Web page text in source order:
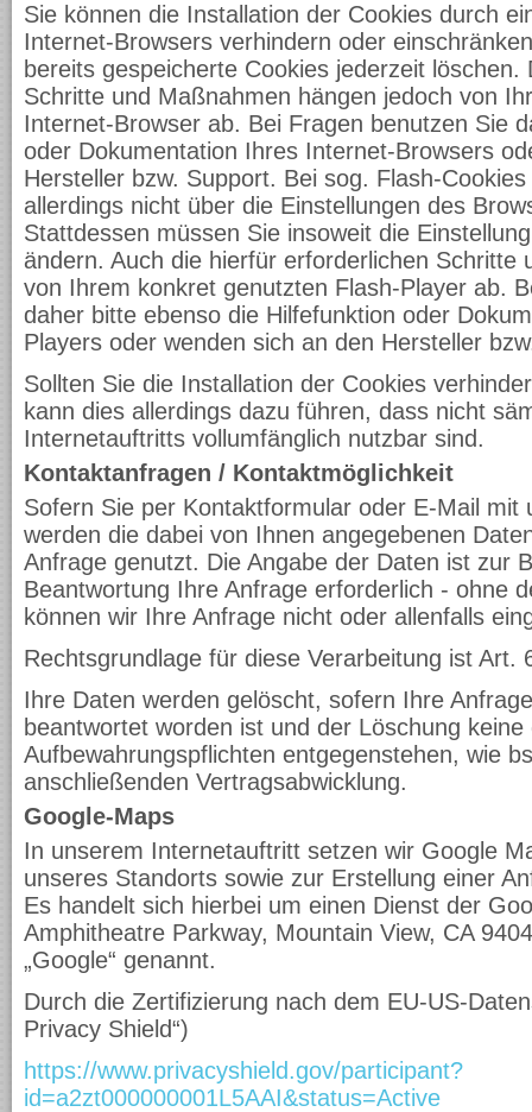
Sie können die Installation der Cookies durch
Internet-Browsers verhindern oder
bereits gespeicherte Cookies jederzeit
Schritte und Maßnahmen hängen jedoch von
Internet-Browser ab. Bei Fragen benutzen Sie
oder Dokumentation Ihres Internet-Browsers
Hersteller bzw. Support. Bei sog. Flash-
allerdings nicht über die Einstellungen des
Stattdessen müssen Sie insoweit die
ändern. Auch die hierfür erforderlichen Schritte
von Ihrem konkret genutzten Flash-Player ab.
daher bitte ebenso die Hilfefunktion oder
Players oder wenden sich an den Hersteller
Sollten Sie die Installation der Cookies
kann dies allerdings dazu führen, dass nicht
Internetauftritts vollumfänglich nutzbar sind.
Kontaktanfragen / Kontaktmöglichkeit
Sofern Sie per Kontaktformular oder E-Mail mit
werden die dabei von Ihnen angegebenen
Anfrage genutzt. Die Angabe der Daten ist zur
Beantwortung Ihre Anfrage erforderlich - ohne
können wir Ihre Anfrage nicht oder allenfalls
Rechtsgrundlage für diese Verarbeitung ist Art.
Ihre Daten werden gelöscht, sofern Ihre
beantwortet worden ist und der Löschung keine
Aufbewahrungspflichten entgegenstehen, wie
anschließenden Vertragsabwicklung.
Google-Maps
In unserem Internetauftritt setzen wir Google
unseres Standorts sowie zur Erstellung einer
Es handelt sich hierbei um einen Dienst der
Amphitheatre Parkway, Mountain View, CA
„Google“ genannt.
Durch die Zertifizierung nach dem EU-US-
Privacy Shield“)
https://www.privacyshield.gov/participant?
id=a2zt000000001L5AAI&status=Active